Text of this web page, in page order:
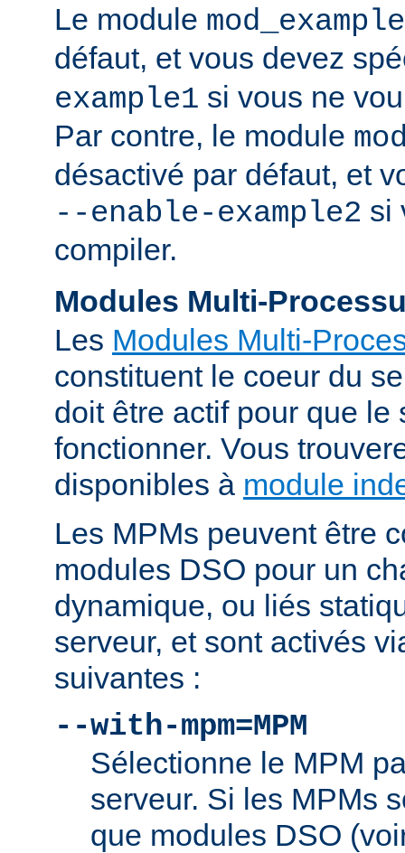
Le module
défaut, et vous devez
example1 si vous ne
Par contre, le module
désactivé par défaut, et
--enable-example2 si
compiler.
Modules Multi-
Les Modules Multi-
constituent le coeur du
doit être actif pour que le
fonctionner. Vous
disponibles à module
Les MPMs peuvent être
modules DSO pour un
dynamique, ou liés
serveur, et sont activés
suivantes :
--with-mpm=MPM
Sélectionne le MPM
serveur. Si les MPMs
que modules DSO